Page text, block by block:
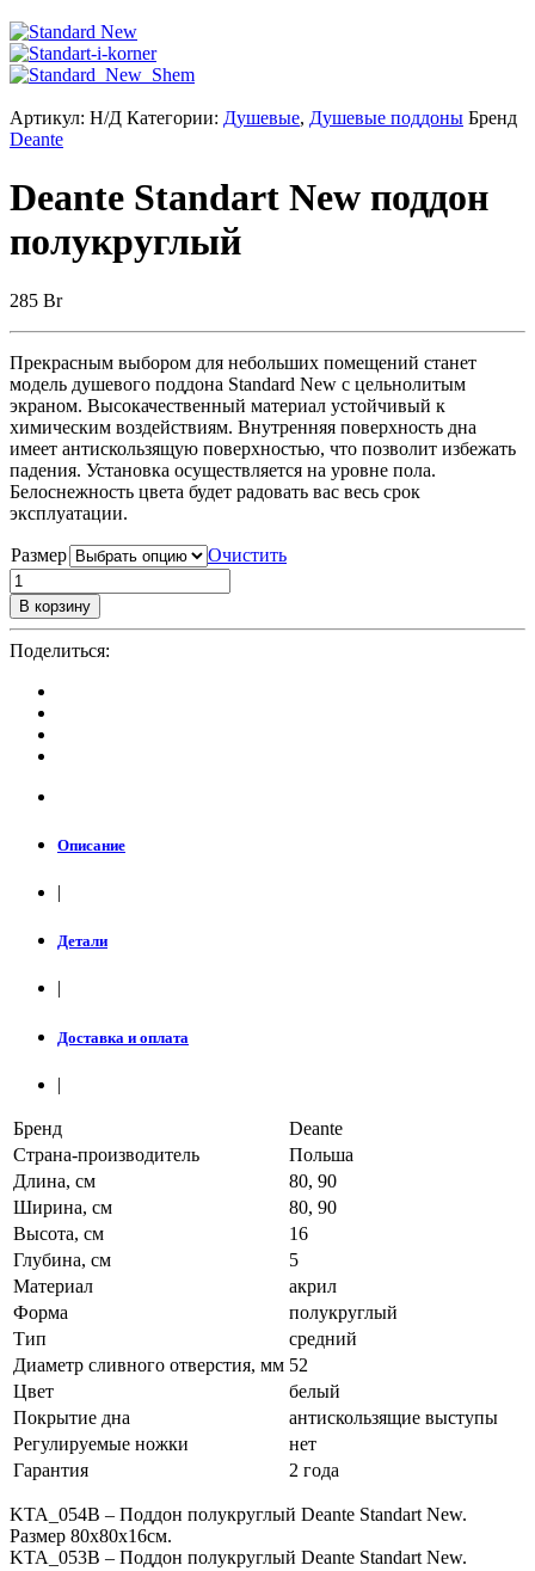
Артикул: Н/Д Категории: Душевые, Душевые поддоны Бренд
Deante
Deante Standart New поддон
полукруглый
285 Br
Прекрасным выбором для небольших помещений станет
модель душевого поддона Standard New с цельнолитым
экраном. Высокачественный материал устойчивый к
химическим воздействиям. Внутренняя поверхность дна
имеет антискользящую поверхностью, что позволит избежать
падения. Установка осуществляется на уровне пола.
Белоснежность цвета будет радовать вас весь срок
эксплуатации.
Размер Очистить
В корзину
Поделиться:
Описание
|
Детали
|
Доставка и оплата
|
Бренд
Deante
Страна-производитель
Польша
Длина, см
80, 90
Ширина, см
80, 90
Высота, см
16
Глубина, см
5
Материал
акрил
Форма
полукруглый
Тип
средний
Диаметр сливного отверстия, мм 52
Цвет
белый
Покрытие дна
антискользящие выступы
Регулируемые ножки
нет
Гарантия
2 года
KTA_054B – Поддон полукруглый Deante Standart New.
Размер 80х80х16см.
KTA_053B – Поддон полукруглый Deante Standart New.